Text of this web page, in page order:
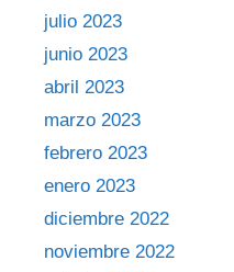
julio 2023
junio 2023
abril 2023
marzo 2023
febrero 2023
enero 2023
diciembre 2022
noviembre 2022